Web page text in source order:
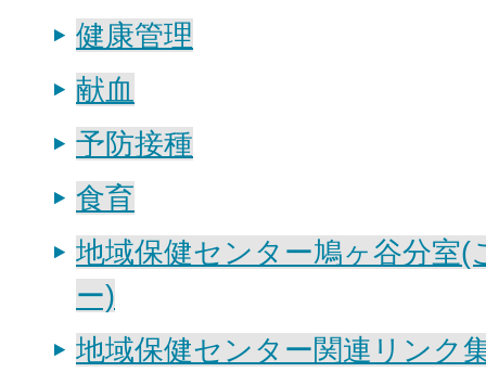
健康管理
献血
予防接種
食育
地域保健センター鳩ヶ谷分室(
ー)
地域保健センター関連リンク